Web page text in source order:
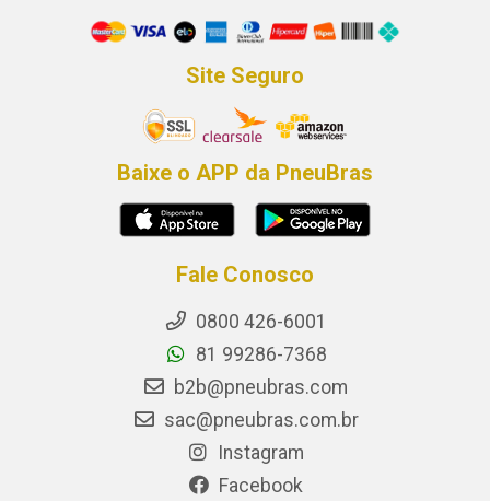
Site Seguro
Baixe o APP da PneuBras
Fale Conosco
0800 426-6001
81 99286-7368
b2b@pneubras.com
sac@pneubras.com.br
Instagram
Facebook